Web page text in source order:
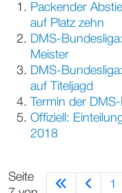
Packender
auf Platz zehn
DMS-
Meister
DMS-
auf Titeljagd
Termin der
Offiziell:
2018
Seite
1